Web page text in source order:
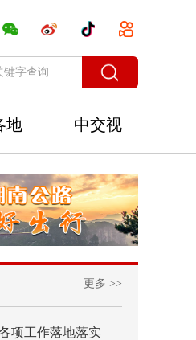
地
中交视
讯
更多 >>
项工作落地落实